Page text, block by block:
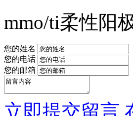
mmo/ti柔性阳
您的姓名
您的电话
您的邮箱
立即提交留言